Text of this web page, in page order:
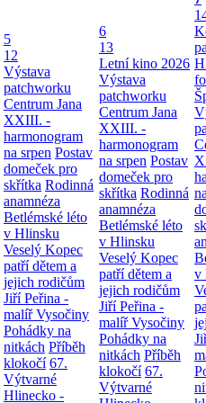
5
12
Výstava
patchworku
Centrum Jana
XXIII. -
harmonogram
na srpen Postav
domeček pro
skřítka Rodinná
anamnéza
Betlémské léto
v Hlinsku
Veselý Kopec
patří dětem a
jejich rodičům
Jiří Peřina -
malíř Vysočiny
Pohádky na
nitkách Příběh
klokočí 67.
Výtvarné
Hlinecko -
6
13
Letní kino 2026
Výstava
patchworku
Centrum Jana
XXIII. -
harmonogram
na srpen Postav
domeček pro
skřítka Rodinná
anamnéza
Betlémské léto
v Hlinsku
Veselý Kopec
patří dětem a
jejich rodičům
Jiří Peřina -
malíř Vysočiny
Pohádky na
nitkách Příběh
klokočí 67.
Výtvarné
v